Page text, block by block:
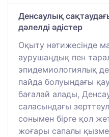
Денсаулық
дәлелді әдістер
Оқыту нәтижесінде
аурушаңдық пен
эпидемиологиялық
пайда болуындағы
бағалай алады,
саласындағы
сонымен бірге қол
жоғары сапалы